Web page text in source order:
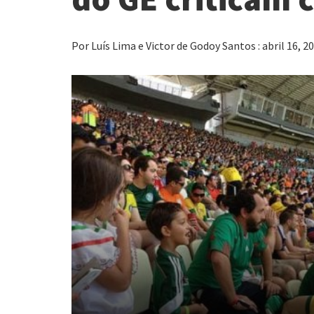
Por Luís Lima e Victor de Godoy Santos : abril 16,